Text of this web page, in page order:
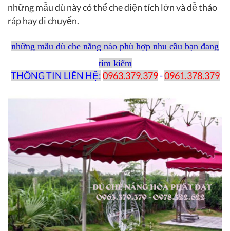
những mẫu dù này có thể che diện tích lớn và dễ tháo
ráp hay di chuyển.
những mẫu dù che nắng nào phù hợp nhu cầu bạn đang
tìm kiếm
THÔNG TIN LIÊN HỆ:0963.379.379-0961.378.379